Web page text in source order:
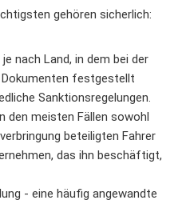
gehören sicherlich:
nach Land, in dem bei der
festgestellt
Sanktionsregelungen.
den meisten Fällen sowohl
beteiligten Fahrer
das ihn beschäftigt,
- eine häufig angewandte